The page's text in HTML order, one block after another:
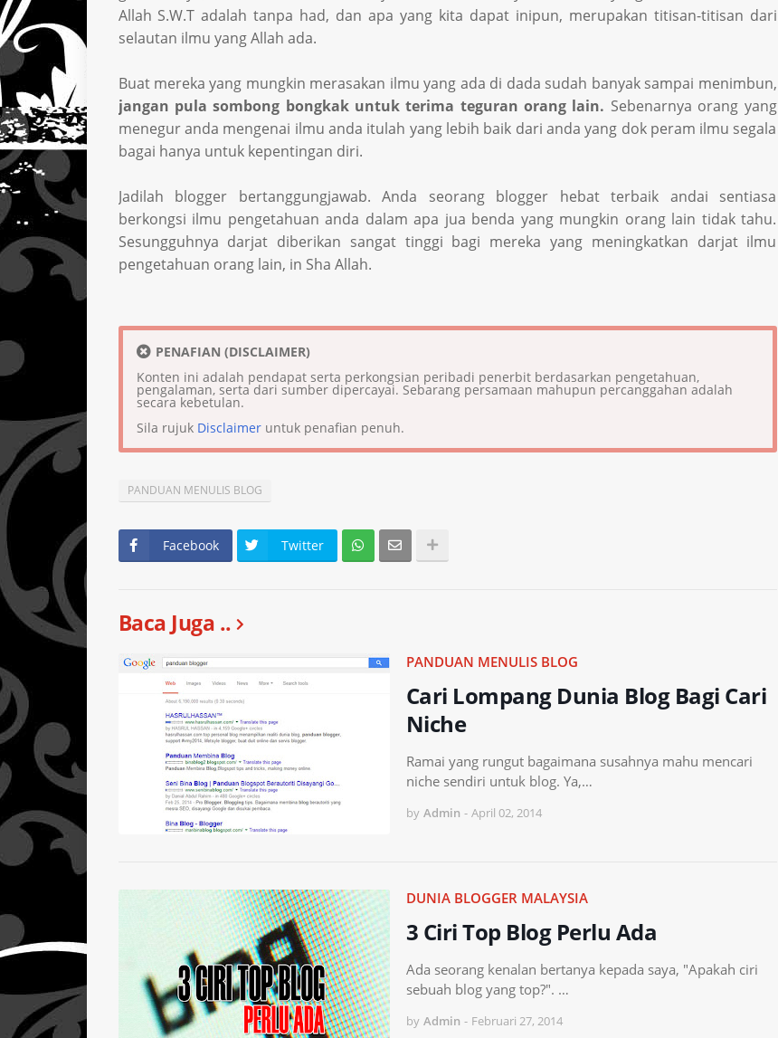
Allah S.W.T adalah tanpa had, dan apa yang kita dapat inipun, merupakan titisan-titisan dari
selautan ilmu yang Allah ada.
Buat mereka yang mungkin merasakan ilmu yang ada di dada sudah banyak sampai menimbun,
jangan pula sombong bongkak untuk terima teguran orang lain. Sebenarnya orang yang
menegur anda mengenai ilmu anda itulah yang lebih baik dari anda yang dok peram ilmu segala
bagai hanya untuk kepentingan diri.
Jadilah blogger bertanggungjawab. Anda seorang blogger hebat terbaik andai sentiasa
berkongsi ilmu pengetahuan anda dalam apa jua benda yang mungkin orang lain tidak tahu.
Sesungguhnya darjat diberikan sangat tinggi bagi mereka yang meningkatkan darjat ilmu
pengetahuan orang lain, in Sha Allah.
PENAFIAN (DISCLAIMER)
Konten ini adalah pendapat serta perkongsian peribadi penerbit berdasarkan pengetahuan,
pengalaman, serta dari sumber dipercayai. Sebarang persamaan mahupun percanggahan adalah
secara kebetulan.
Sila rujuk Disclaimeruntuk penafian penuh.
PANDUAN MENULIS BLOG
Facebook Twitter
Baca Juga ..
PANDUAN MENULIS BLOG
Cari Lompang Dunia Blog Bagi Cari
Niche
Ramai yang rungut bagaimana susahnya mahu mencari
niche sendiri untuk blog. Ya,…
by Admin - April 02, 2014
DUNIA BLOGGER MALAYSIA
3 Ciri Top Blog Perlu Ada
Ada seorang kenalan bertanya kepada saya, "Apakah ciri
sebuah blog yang top?". …
by Admin - Februari 27, 2014